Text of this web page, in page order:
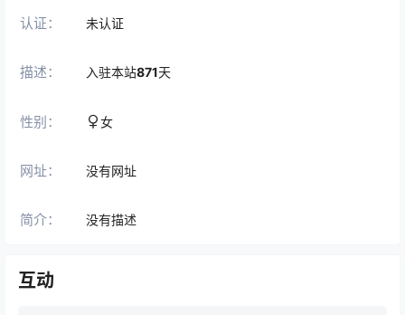
认证： 未认证
描述： 入驻本站871天
性别： 女
网址： 没有网址
简介： 没有描述
互动